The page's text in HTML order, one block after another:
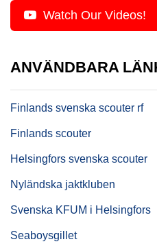
Watch Our Videos!
ANVÄNDBARA
Finlands svenska scouter rf
Finlands scouter
Helsingfors svenska scouter
Nyländska jaktkluben
Svenska KFUM i Helsingfors
Seaboysgillet